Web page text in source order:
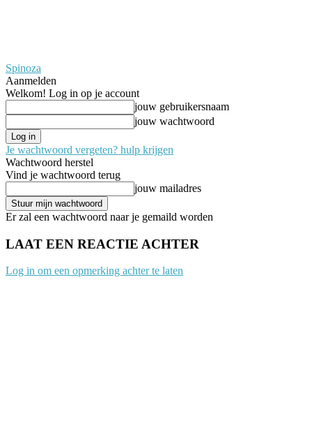
Spinoza
Aanmelden
Welkom! Log in op je account
jouw gebruikersnaam
jouw wachtwoord
Je wachtwoord vergeten? hulp krijgen
Wachtwoord herstel
Vind je wachtwoord terug
jouw mailadres
Er zal een wachtwoord naar je gemaild worden
LAAT EEN REACTIE ACHTER
Log in om een opmerking achter te laten